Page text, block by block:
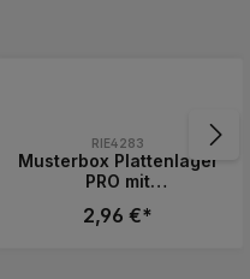
RIE4283
Musterbox Plattenlager
PRO mit
Zubehör
2,96 €*